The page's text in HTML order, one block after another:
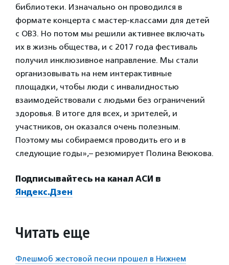
библиотеки. Изначально он проводился в
формате концерта с мастер-классами для детей
с ОВЗ. Но потом мы решили активнее включать
их в жизнь общества, и с 2017 года фестиваль
получил инклюзивное направление. Мы стали
организовывать на нем интерактивные
площадки, чтобы люди с инвалидностью
взаимодействовали с людьми без ограничений
здоровья. В итоге для всех, и зрителей, и
участников, он оказался очень полезным.
Поэтому мы собираемся проводить его и в
следующие годы»,– резюмирует Полина Веюкова.
Подписывайтесь на канал АСИ в
Яндекс.Дзен
Читать еще
Флешмоб жестовой песни прошел в Нижнем